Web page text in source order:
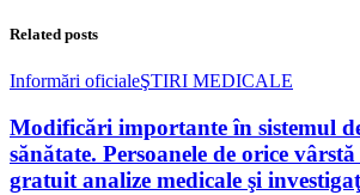
Related posts
Informări oficialeŞTIRI MEDICALE
Modificări importante în sistemul
sănătate. Persoanele de orice
gratuit analize medicale şi